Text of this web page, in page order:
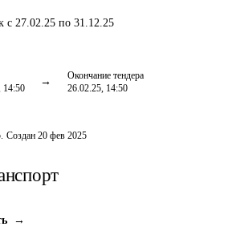
с 27.02.25 по 31.12.25
14:50
Окончание тендера
26.02.25, 14:50
. Создан 20 фев 2025
→